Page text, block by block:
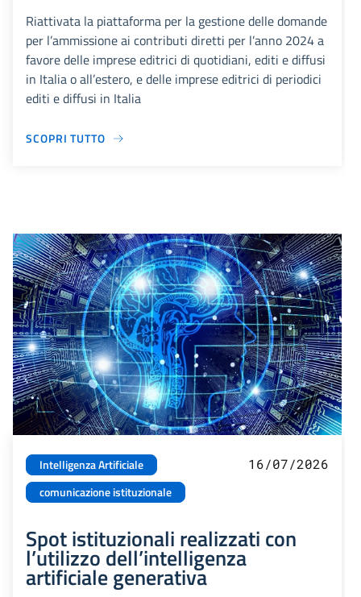
Riattivata la piattaforma per la gestione delle domande
per l’ammissione ai contributi diretti per l’anno 2024 a
favore delle imprese editrici di quotidiani, editi e diffusi
in Italia o all’estero, e delle imprese editrici di periodici
editi e diffusi in Italia
SCOPRI TUTTO
Intelligenza Artificiale
comunicazione istituzionale
16/07/2026
Spot istituzionali realizzati con
l’utilizzo dell’intelligenza
artificiale generativa